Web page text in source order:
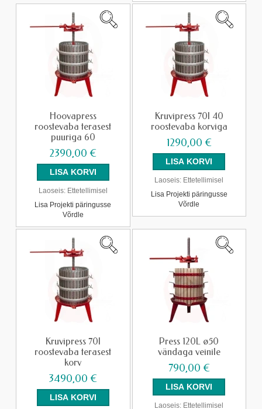
Hoovapress
roostevaba terasest
puuriga 60
2390,00 €
Laoseis: Ettetellimisel
Lisa Projekti päringusse
Võrdle
Kruvipress 70l 40
roostevaba korviga
1290,00 €
Laoseis: Ettetellimisel
Lisa Projekti päringusse
Võrdle
Kruvipress 70l
roostevaba terasest
korv
3490,00 €
Press 120L ø50
vändaga veinile
790,00 €
Laoseis: Ettetellimisel